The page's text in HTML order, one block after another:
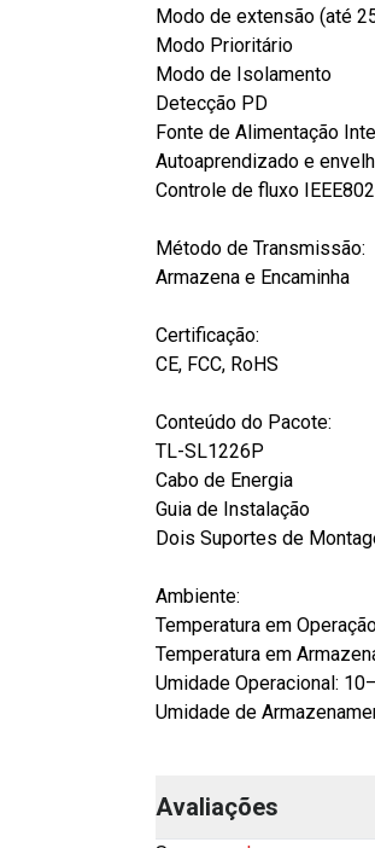
Modo de extensão (até
Modo Prioritário
Modo de Isolamento
Detecção PD
Fonte de Alimentação
Autoaprendizado e
Controle de fluxo
Método de Transmissão:
Armazena e Encaminha
Certificação:
CE, FCC, RoHS
Conteúdo do Pacote:
TL-SL1226P
Cabo de Energia
Guia de Instalação
Dois Suportes de
Ambiente:
Temperatura em
Temperatura em
Umidade Operacional:
Umidade de
Avaliações